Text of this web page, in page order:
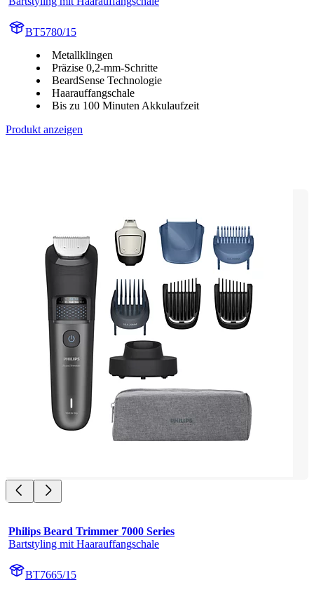
BT5780/15
Metallklingen
Präzise 0,2-mm-Schritte
BeardSense Technologie
Haarauffangschale
Bis zu 100 Minuten Akkulaufzeit
Produkt anzeigen
Philips Beard Trimmer 7000 Series
Bartstyling mit Haarauffangschale
BT7665/15